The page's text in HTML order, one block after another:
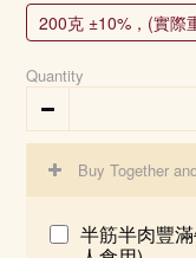
200克 ±10%，(實際
Quantity
Buy Together
半筋半肉豐